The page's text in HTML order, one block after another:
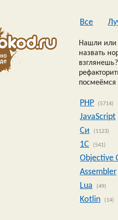
Все
Нашли или
назвать
посмеёмся
PHP (5714)
JavaScript
Си
(1123)
1C (541)
Objective
Assembler
Lua
(49)
Kotlin (14)